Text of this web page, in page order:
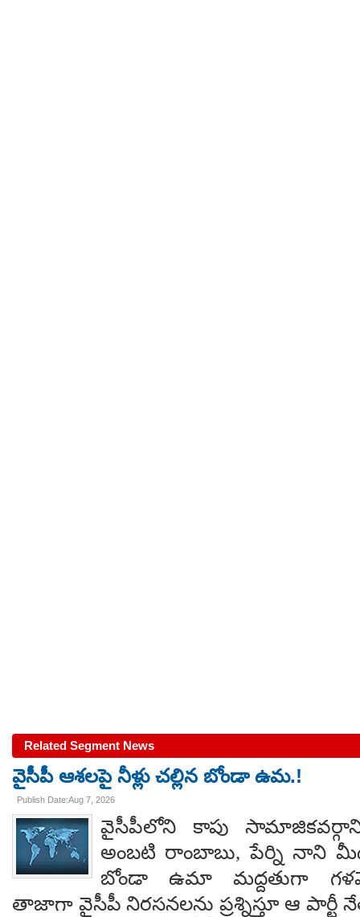
Related Segment News
వైసీపీ ఆశలపై నీళ్లు చల్లిన బోండా ఉమ.!
Publish Date:Aug 7, 2026
వైసీపీలోని కాపు
అంబటి రాంబాబు, పేర్ని నాని
బోండా ఉమా మద్దతుగా
తాజాగా వైసీపీ నిరసనలను ప్రశ్నిస్తూ ఆ